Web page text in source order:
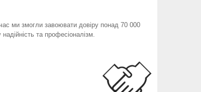
ми змогли завоювати довіру понад 70 000
та професіоналізм.